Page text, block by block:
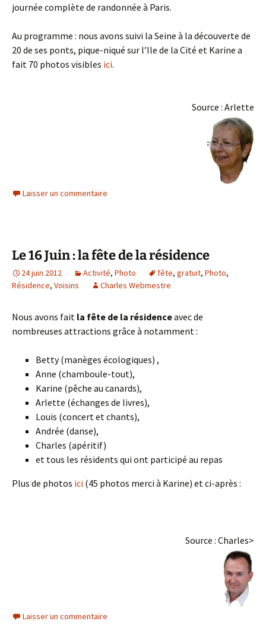
journée complète de randonnée à Paris.
Au programme : nous avons suivi la Seine à la découverte de
20 de ses ponts, pique-niqué sur l’Ile de la Cité et Karine a
fait 70 photos visibles ici.
Source : Arlette
Laisser un commentaire
Le 16 Juin : la fête de la résidence
24 juin 2012 Activité, Photo fête, gratuit, Photo,
Résidence, Voisins Charles Webmestre
Nous avons fait la fête de la résidenceavec de
nombreuses attractions grâce à notamment :
Betty (manèges écologiques) ,
Anne (chamboule-tout),
Karine (pêche au canards),
Arlette (échanges de livres),
Louis (concert et chants),
Andrée (danse),
Charles (apéritif)
et tous les résidents qui ont participé au repas
Plus de photos ici (45 photos merci à Karine) et ci-après :
Source : Charles>
Laisser un commentaire